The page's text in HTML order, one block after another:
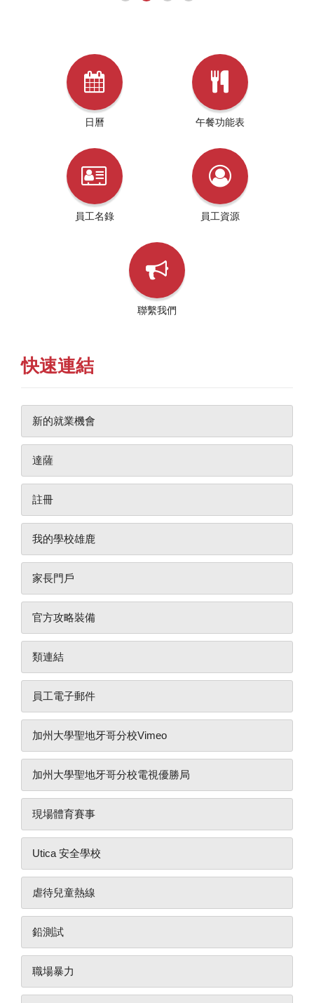
日曆 午餐功能表
員工名錄 員工資源
聯繫我們
快速連結
新的就業機會
達薩
註冊
我的學校雄鹿
家長門戶
官方攻略裝備
類連結
員工電子郵件
加州大學聖地牙哥分校Vimeo
加州大學聖地牙哥分校電視優勝局
現場體育賽事
Utica 安全學校
虐待兒童熱線
鉛測試
職場暴力